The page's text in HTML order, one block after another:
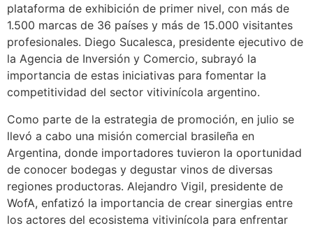
plataforma de exhibición de primer nivel, con más de
1.500 marcas de 36 países y más de 15.000 visitantes
profesionales. Diego Sucalesca, presidente ejecutivo de
la Agencia de Inversión y Comercio, subrayó la
importancia de estas iniciativas para fomentar la
competitividad del sector vitivinícola argentino.
Como parte de la estrategia de promoción, en julio se
llevó a cabo una misión comercial brasileña en
Argentina, donde importadores tuvieron la oportunidad
de conocer bodegas y degustar vinos de diversas
regiones productoras. Alejandro Vigil, presidente de
WofA, enfatizó la importancia de crear sinergias entre
los actores del ecosistema vitivinícola para enfrentar